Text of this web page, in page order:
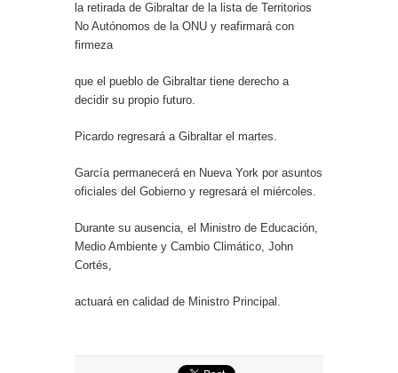
la retirada de Gibraltar de la lista de Territorios
No Autónomos de la ONU y reafirmará con
firmeza
que el pueblo de Gibraltar tiene derecho a
decidir su propio futuro.
Picardo regresará a Gibraltar el martes.
García permanecerá en Nueva York por asuntos
oficiales del Gobierno y regresará el miércoles.
Durante su ausencia, el Ministro de Educación,
Medio Ambiente y Cambio Climático, John
Cortés,
actuará en calidad de Ministro Principal.